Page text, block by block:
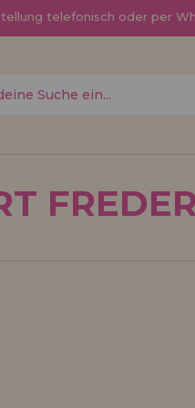
telefonisch oder per
neuer